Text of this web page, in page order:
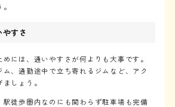
すさ
には、通いやすさが何よりも大事です。
ム、通勤途中で立ち寄れるジムなど、アク
しょう。
駅徒歩圏内なのにも関わらず駐車場も完備